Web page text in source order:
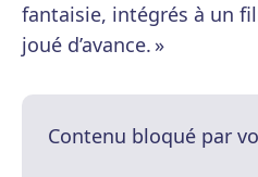
fantaisie, intégrés à un
joué d’avance. »
Contenu bloqué par